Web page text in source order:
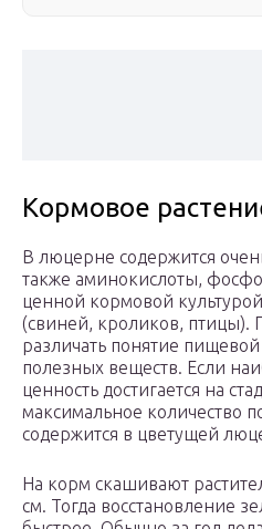
Кормовое
В люцерне содержится
также аминокислоты,
ценной кормовой
(свиней, кроликов, птицы).
различать понятие
полезных веществ. Если
ценность достигается на
максимальное количество
содержится в цветущей
На корм скашивают
см. Тогда восстановление